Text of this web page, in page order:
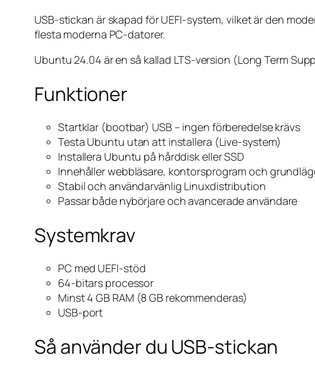
USB-stickan är skapad för UEFI-system, vilket är den
flesta moderna PC-datorer.
Ubuntu 24.04 är en så kallad LTS-version (Long Term
Funktioner
Startklar (bootbar) USB – ingen förberedelse krävs
Testa Ubuntu utan att installera (Live-system)
Installera Ubuntu på hårddisk eller SSD
Innehåller webbläsare, kontorsprogram och
Stabil och användarvänlig Linuxdistribution
Passar både nybörjare och avancerade användare
Systemkrav
PC med UEFI-stöd
64-bitars processor
Minst 4 GB RAM (8 GB rekommenderas)
USB-port
Så använder du USB-stickan